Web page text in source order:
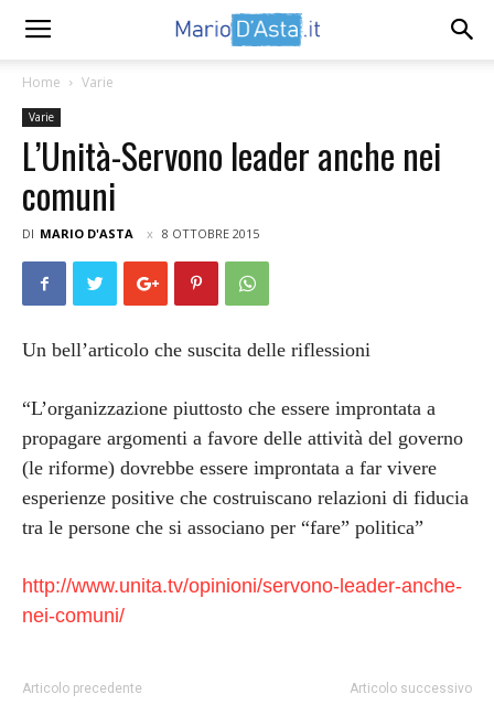
Home Varie
Varie
L’Unità-Servono leader anche nei
comuni
DI MARIO D'ASTA 8 OTTOBRE 2015
Un bell’articolo che suscita delle riflessioni
“L’organizzazione piuttosto che essere improntata a
propagare argomenti a favore delle attività del governo
(le riforme) dovrebbe essere improntata a far vivere
esperienze positive che costruiscano relazioni di fiducia
tra le persone che si associano per “fare” politica”
http://www.unita.tv/opinioni/servono-leader-anche-
nei-comuni/
Articolo precedente Articolo successivo